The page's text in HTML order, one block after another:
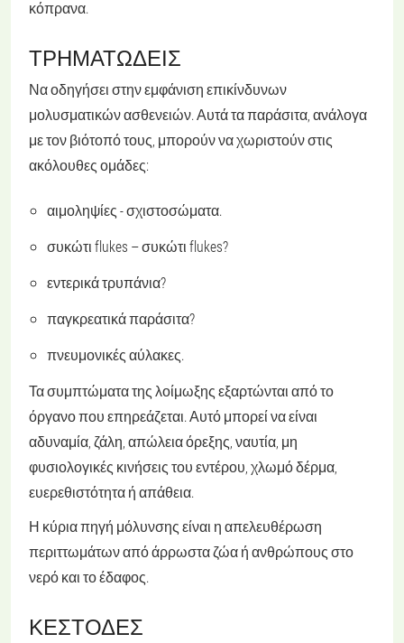
κόπρανα.
ΤΡΗΜΑΤΏΔΕΙΣ
Να οδηγήσει στην εμφάνιση επικίνδυνων
μολυσματικών ασθενειών. Αυτά τα παράσιτα, ανάλογα
με τον βιότοπό τους, μπορούν να χωριστούν στις
ακόλουθες ομάδες:
αιμοληψίες - σχιστοσώματα.
συκώτι flukes – συκώτι flukes?
εντερικά τρυπάνια?
παγκρεατικά παράσιτα?
πνευμονικές αύλακες.
Τα συμπτώματα της λοίμωξης εξαρτώνται από το
όργανο που επηρεάζεται. Αυτό μπορεί να είναι
αδυναμία, ζάλη, απώλεια όρεξης, ναυτία, μη
φυσιολογικές κινήσεις του εντέρου, χλωμό δέρμα,
ευερεθιστότητα ή απάθεια.
Η κύρια πηγή μόλυνσης είναι η απελευθέρωση
περιττωμάτων από άρρωστα ζώα ή ανθρώπους στο
νερό και το έδαφος.
ΚΕΣΤΌΔΕΣ